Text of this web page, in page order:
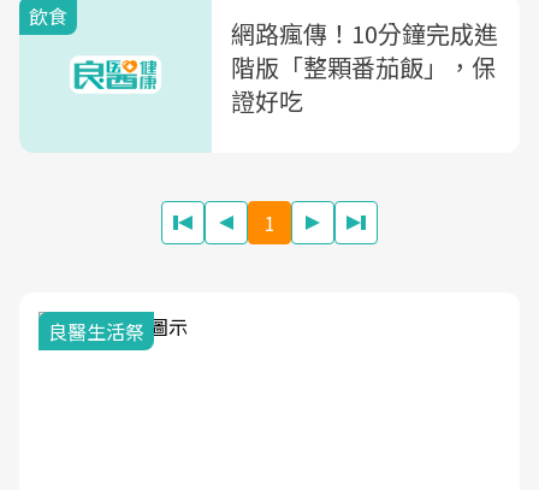
飲食
網路瘋傳！10分鐘完成進
階版「整顆番茄飯」，保
證好吃
1